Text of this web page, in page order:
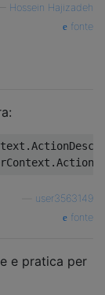
Hossein Hajizadeh
fonte
.
.
user3563149
fonte
e pratica per